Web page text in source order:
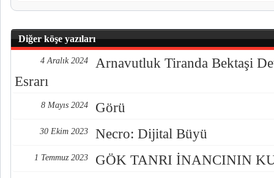
Diğer köşe yazıları
4 Aralık 2024
Arnavutluk Tiranda Bektaşi
Esrarı
8 Mayıs 2024 Görü
30 Ekim 2023 Necro: Dijital Büyü
1 Temmuz 2023 GÖK TANRI İNANCININ